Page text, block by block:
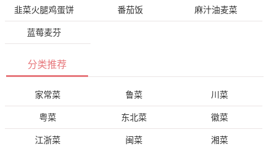
韭菜火腿鸡蛋饼 番茄饭 麻汁油麦菜
蓝莓麦芬
分类推荐
家常菜 鲁菜 川菜
粤菜 东北菜 徽菜
江浙菜 闽菜 湘菜